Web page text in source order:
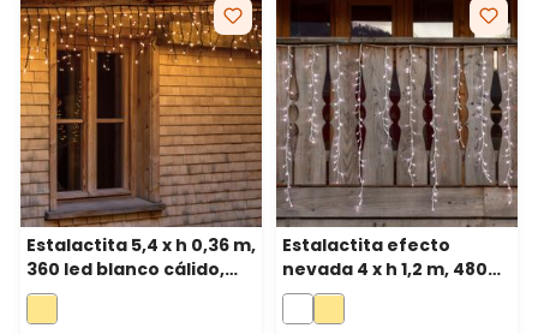
Estalactita 5,4 x h 0,36 m,
360 led blanco cálido,
cable negro,
prolongable
Estalactita efecto
nevada 4 x h 1,2 m, 480
led blanco frío, cable
blanco